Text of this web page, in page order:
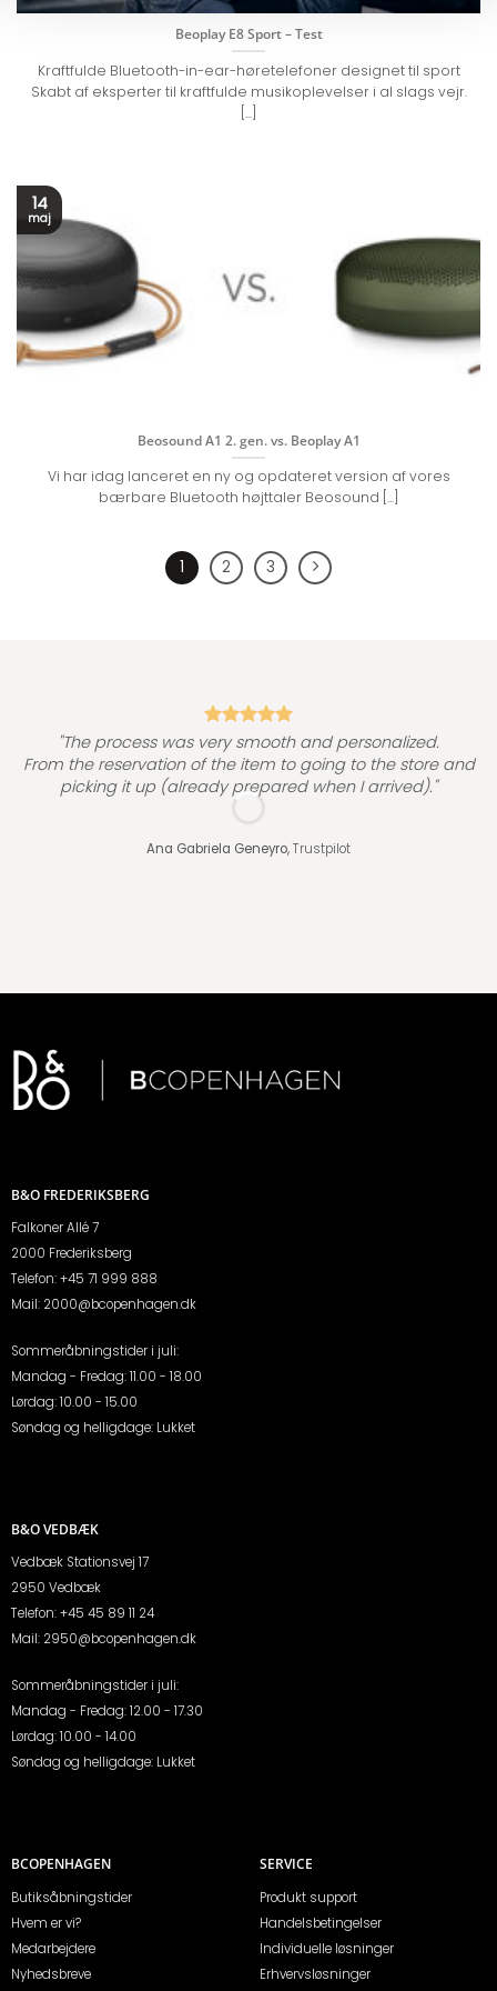
Beoplay E8 Sport – Test
Kraftfulde Bluetooth-in-ear-høretelefoner designet til sport
Skabt af eksperter til kraftfulde musikoplevelser i al slags vejr.
[...]
Beosound A1 2. gen. vs. Beoplay A1
Vi har idag lanceret en ny og opdateret version af vores
bærbare Bluetooth højttaler Beosound [...]
14
maj
1 2 3
"The process was very smooth and personalized.
From the reservation of the item to going to the store and
picking it up (already prepared when I arrived)."
Ana Gabriela Geneyro,Trustpilot
B&O FREDERIKSBERG
Falkoner Allé 7
2000 Frederiksberg
Telefon:+45 71 999 888
Mail: 2000@bcopenhagen.dk
Sommeråbningstider i juli:
Mandag - Fredag: 11.00 - 18.00
Lørdag: 10.00 - 15.00
Søndag og helligdage: Lukket
B&O VEDBÆK
Vedbæk Stationsvej 17
2950 Vedbæk
Telefon:+45 45 89 11 24
Mail: 2950@bcopenhagen.dk
Sommeråbningstider i juli:
Mandag - Fredag: 12.00 - 17.30
Lørdag: 10.00 - 14.00
Søndag og helligdage: Lukket
BCOPENHAGEN
Butiksåbningstider
Hvem er vi?
Medarbejdere
Nyhedsbreve
SERVICE
Produkt support
Handelsbetingelser
Individuelle løsninger
Erhvervsløsninger